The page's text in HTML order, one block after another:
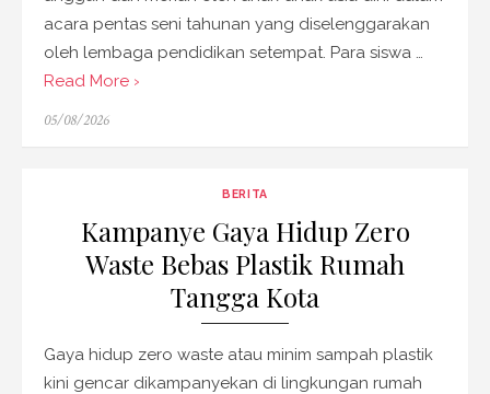
acara pentas seni tahunan yang diselenggarakan
oleh lembaga pendidikan setempat. Para siswa …
Read More ›
Posted
05/08/2026
BERITA
Kampanye Gaya Hidup Zero
Waste Bebas Plastik Rumah
Tangga Kota
Gaya hidup zero waste atau minim sampah plastik
kini gencar dikampanyekan di lingkungan rumah